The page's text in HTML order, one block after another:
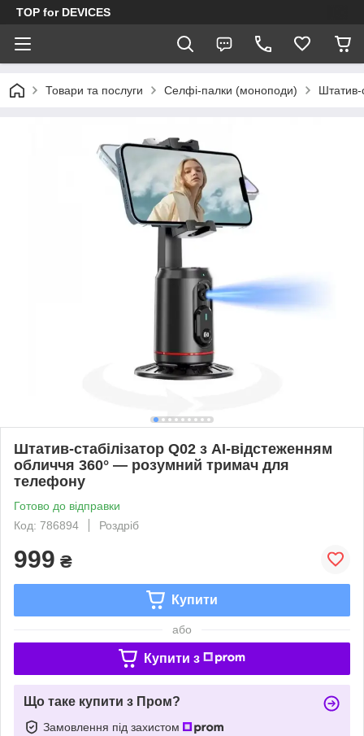
TOP for DEVICES
Товари та послуги Селфі-палки (моноподи) Штатив-
Штатив-стабілізатор Q02 з AI-відстеженням
обличчя 360° — розумний тримач для
телефону
Готово до відправки
Код: 786894
Роздріб
999 ₴
Купити
або
Купити з
Що таке купити з Пром?
Замовлення під захистом